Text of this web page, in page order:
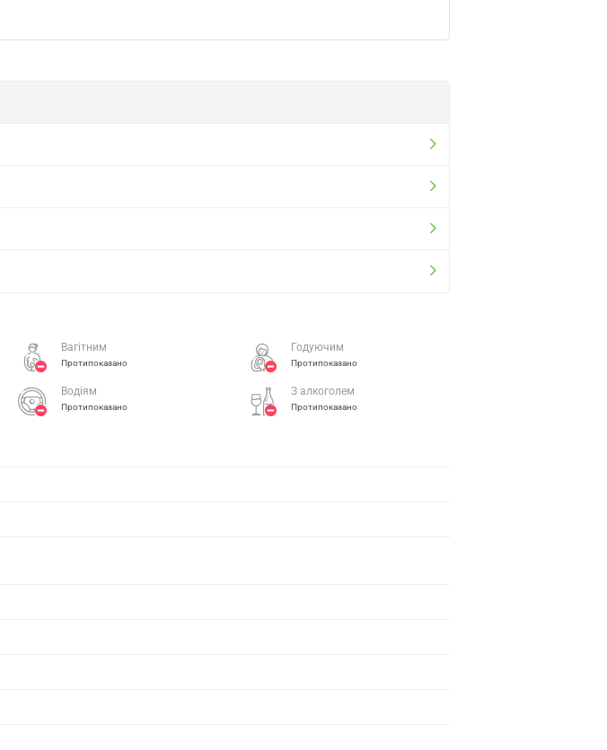
Вагітним
Протипоказано
Годуючим
Протипоказано
Водіям
Протипоказано
З алкоголем
Протипоказано